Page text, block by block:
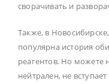
сворачивать и
Также, в
популярна история
реагентов. Но можете
нейтрален, не